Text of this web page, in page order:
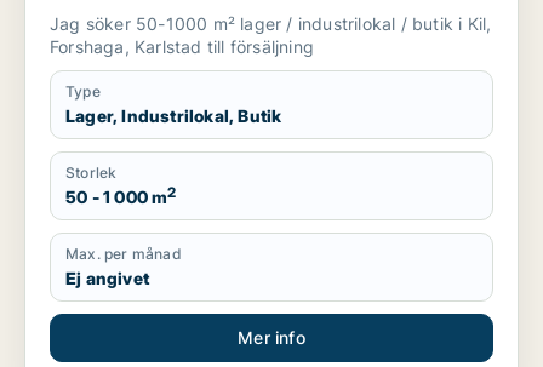
Jag söker 50-1000 m² lager / industrilokal / butik i Kil,
Forshaga, Karlstad till försäljning
Type
Lager, Industrilokal, Butik
Storlek
50 - 1 000 m2
Max. per månad
Ej angivet
Mer info